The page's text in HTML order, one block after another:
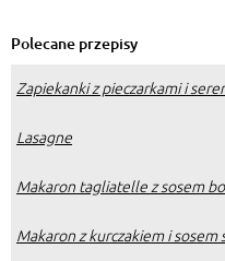
Polecane przepisy
Zapiekanki z pieczarkami i
Lasagne
Makaron tagliatelle z sosem
Makaron z kurczakiem i